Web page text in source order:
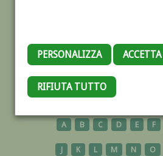
PERSONALIZZA ACCETTA
RIFIUTA TUTTO
VESUVIO
A B C D E F
J K L M N O